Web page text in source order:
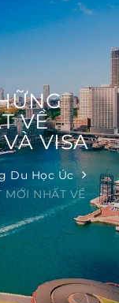
VỀ
VISA
Du Học Úc
MỚI NHẤT VỀ